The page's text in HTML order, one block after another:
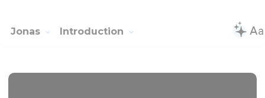
Jonas Introduction